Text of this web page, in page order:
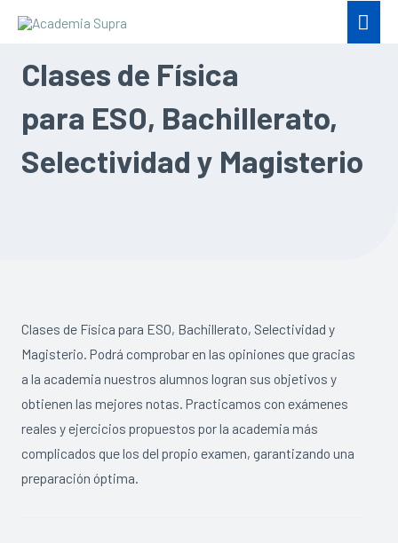
Clases de Física
para ESO, Bachillerato,
Selectividad y Magisterio
Clases de Física para ESO, Bachillerato, Selectividad y
Magisterio. Podrá comprobar en las opiniones que gracias
a la academia nuestros alumnos logran sus objetivos y
obtienen las mejores notas. Practicamos con exámenes
reales y ejercicios propuestos por la academia más
complicados que los del propio examen, garantizando una
preparación óptima.